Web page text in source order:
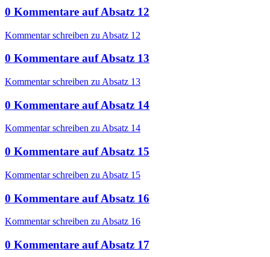
0 Kommentare aufAbsatz 12
Kommentar schreiben zu Absatz 12
0 Kommentare aufAbsatz 13
Kommentar schreiben zu Absatz 13
0 Kommentare aufAbsatz 14
Kommentar schreiben zu Absatz 14
0 Kommentare aufAbsatz 15
Kommentar schreiben zu Absatz 15
0 Kommentare aufAbsatz 16
Kommentar schreiben zu Absatz 16
0 Kommentare aufAbsatz 17